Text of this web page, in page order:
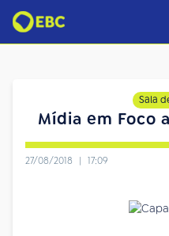
Sala
Mídia em Foco
27/08/2018 | 17:09